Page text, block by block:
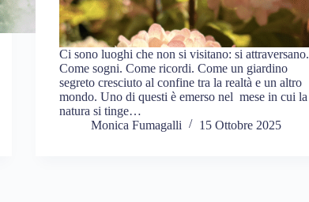
Ci sono luoghi che non si visitano: si attraversano.
Come sogni. Come ricordi. Come un giardino
segreto cresciuto al confine tra la realtà e un altro
mondo. Uno di questi è emerso nel mese in cui la
natura si tinge…
Monica Fumagalli
15 Ottobre 2025